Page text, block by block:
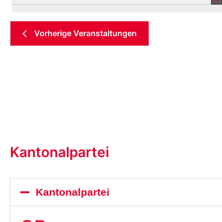
Vorherige Veranstaltungen
Kantonalpartei
Kantonalpartei